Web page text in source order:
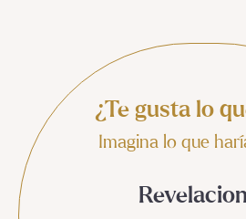
¿Te gusta lo
Imagina lo que